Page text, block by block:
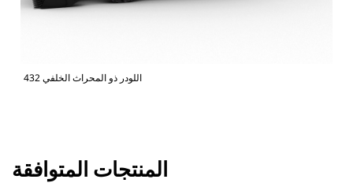
اللودر ذو المحراث الخلفي 432
المنتجات المتوافقة